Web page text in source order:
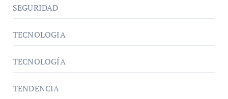
SEGURIDAD
TECNOLOGIA
TECNOLOGÍA
TENDENCIA